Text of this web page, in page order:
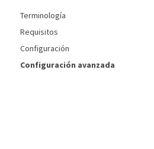
Terminología
Requisitos
Configuración
Configuración avanzada